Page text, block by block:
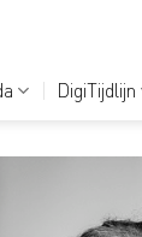
DigiTijdlijn